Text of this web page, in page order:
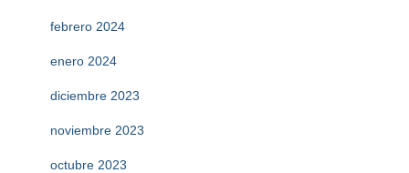
febrero 2024
enero 2024
diciembre 2023
noviembre 2023
octubre 2023